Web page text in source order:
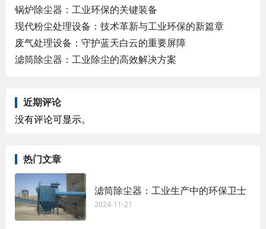
锅炉除尘器：工业环保的关键装备
现代粉尘处理设备：技术革新与工业环保的新篇章
废气处理设备：守护蓝天白云的重要屏障
滤筒除尘器：工业除尘的高效解决方案
近期评论
没有评论可显示。
热门文章
滤筒除尘器：工业生产中的环保卫士
2024-11-21